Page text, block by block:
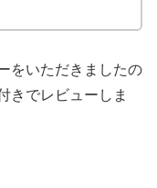
をいただきましたの
きでレビューしま